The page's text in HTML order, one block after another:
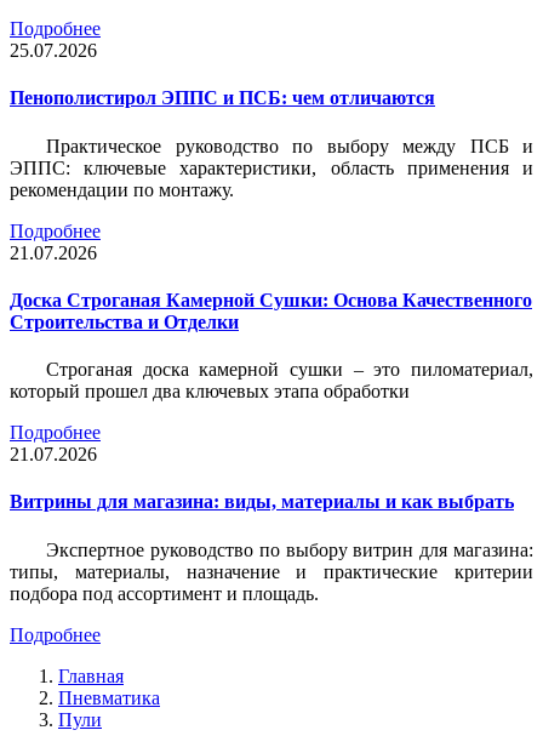
Подробнее
25.07.2026
Пенополистирол ЭППС и ПСБ: чем отличаются
Практическое руководство по выбору между ПСБ и
ЭППС: ключевые характеристики, область применения и
рекомендации по монтажу.
Подробнее
21.07.2026
Доска Строганая Камерной Сушки: Основа Качественного
Строительства и Отделки
Строганая доска камерной сушки – это пиломатериал,
который прошел два ключевых этапа обработки
Подробнее
21.07.2026
Витрины для магазина: виды, материалы и как выбрать
Экспертное руководство по выбору витрин для магазина:
типы, материалы, назначение и практические критерии
подбора под ассортимент и площадь.
Подробнее
Главная
Пневматика
Пули